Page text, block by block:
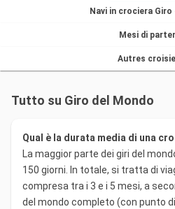
Navi in crociera Giro
Mesi di
Autres
Tutto su Giro del Mondo
Qual è la durata media di una
La maggior parte dei giri del
150 giorni. In totale, si tratta di
compresa tra i 3 e i 5 mesi, a
del mondo completo (con punto